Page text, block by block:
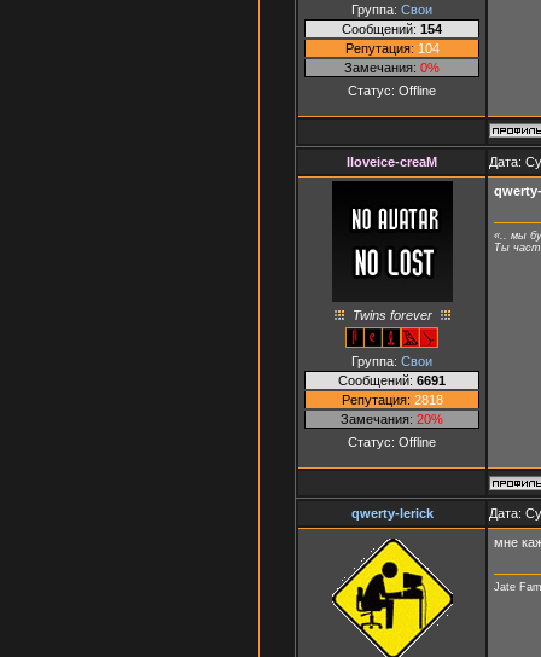
Группа: Свои
Сообщений: 154
Репутация: 104
Замечания: 0%
Статус: Offline
Iloveice-creaM Дата:
Twins forever
Группа: Свои
Сообщений: 6691
Репутация: 2818
Замечания: 20%
Статус: Offline
«.. мы
Ты
qwerty-lerick
Дата:
мне
Jate